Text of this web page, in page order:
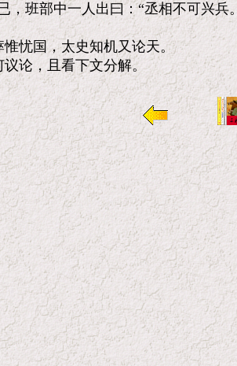
，班部中一人出曰：“丞相不可兴兵
，太史知机又论天。